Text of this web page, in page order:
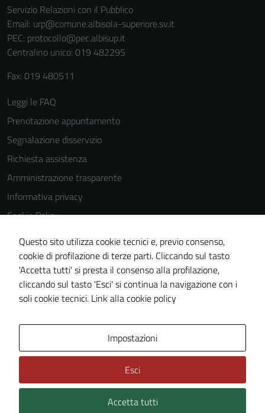
Servizio Relazioni con il Pubblico
Email: urp@comune.albisola-superiore.sv.it
PEC: protocollo@pec.albisup.it
Centralino unico: 019 482295
Fax: 019 480511
Leggi le FAQ
Prenotazione appuntamento
Segnalazione disservizio
Richiesta assistenza
Amministrazione trasparente
Informativa privacy
Cookie Policy
Note legali
Dichiarazione di accessibilità
Piano di miglioramento del sito
Statistiche sito web
Technical Design s.r.l.
Questo sito utilizza cookie tecnici e, previo consenso,
cookie di profilazione di terze parti. Cliccando sul tasto
'Accetta tutti' si presta il consenso alla profilazione,
cliccando sul tasto 'Esci' si continua la navigazione con i
soli cookie tecnici. Link alla cookie policy
Impostazioni
Esci
Accetta tutti